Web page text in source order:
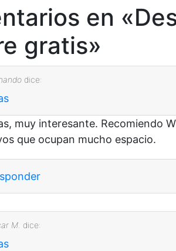
en «
gratis»
dice:
muy interesante. Recomiendo
que ocupan mucho espacio.
M. dice: